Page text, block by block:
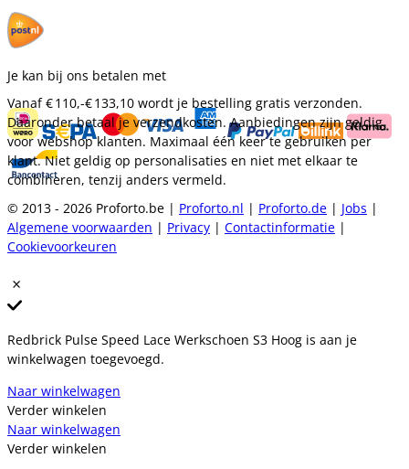
Je kan bij ons betalen met
Vanaf€ 110,-€ 133,10 wordt je bestelling gratis verzonden.
Daaronder betaal je verzendkosten. Aanbiedingen zijn geldig
voor webshop klanten. Maximaal één keer te gebruiken per
klant. Niet geldig op personalisaties en niet met elkaar te
combineren, tenzij anders vermeld.
© 2013 - 2026 Proforto.be | Proforto.nl | Proforto.de | Jobs |
Algemene voorwaarden | Privacy | Contactinformatie |
Cookievoorkeuren
Redbrick Pulse Speed Lace Werkschoen S3 Hoog is aan je
winkelwagen toegevoegd.
Naar winkelwagen
Verder winkelen
Naar winkelwagen
Verder winkelen